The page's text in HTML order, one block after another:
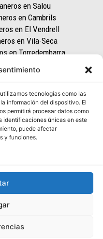
tecnologías como las
información del dispositivo. El
permitirá procesar datos como
identificaciones únicas en este
puede afectar
y funciones.
en Salou
en Cambrils
en El Vendrell
en Vila-Seca
en Torredembarra
en Altafulla
en Valls